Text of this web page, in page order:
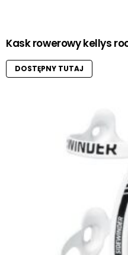
Kask rowerowy kellys
DOSTĘPNY TUTAJ